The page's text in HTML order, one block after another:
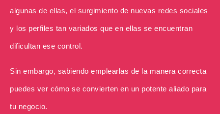
algunas de ellas, el surgimiento de nuevas redes sociales
y los perfiles tan variados que en ellas se encuentran
dificultan ese control.
Sin embargo, sabiendo emplearlas de la manera correcta
puedes ver cómo se convierten en un potente aliado para
tu negocio.